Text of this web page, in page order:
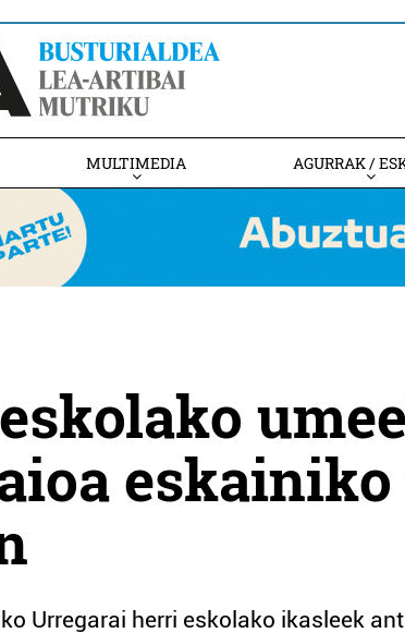
MULTIMEDIA AGURRAK /
eskainiko
Urregarai herri eskolako ikasleek